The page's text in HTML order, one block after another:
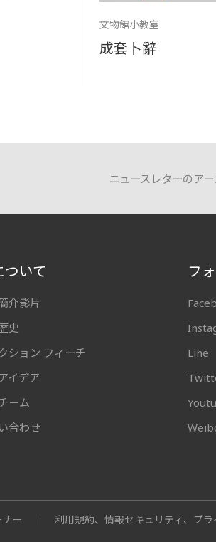
文物館小教室
成套卜辭
ニュースレターのア
ついて
介影片
史
ション フィーチ
イデア
ーム
合わせ
フ
Line
ー 利用規約、情報セキュリティ、プ